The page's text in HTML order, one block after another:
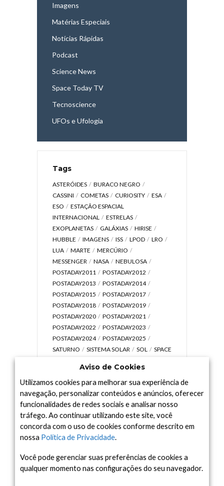
Imagens
Matérias Especiais
Notícias Rápidas
Podcast
Science News
Space Today TV
Tecnoscience
UFOs e Ufologia
Tags
ASTERÓIDES
BURACO NEGRO
CASSINI
COMETAS CURIOSITY
ESA
ESO
ESTAÇÃO ESPACIAL
INTERNACIONAL
ESTRELAS
EXOPLANETAS
GALÁXIAS
HIRISE
HUBBLE
IMAGENS ISS LPOD
LRO
LUA
MARTE
MERCÚRIO
MESSENGER
NASA
NEBULOSA
POSTADAY2011
POSTADAY2012
POSTADAY2013
POSTADAY2014
POSTADAY2015
POSTADAY2017
POSTADAY2018
POSTADAY2019
POSTADAY2020
POSTADAY2021
POSTADAY2022
POSTADAY2023
POSTADAY2024
POSTADAY2025
SATURNO
SISTEMA SOLAR SOL
SPACE
UNIVERSO
VÍDEO
Arquivo
Arquivo
Aviso de Cookies
Utilizamos cookies para melhorar sua experiência de
navegação, personalizar conteúdos e anúncios, oferecer
funcionalidades de redes sociais e analisar nosso
tráfego. Ao continuar utilizando este site, você
concorda com o uso de cookies conforme descrito em
nossa Política de Privacidade.
Você pode gerenciar suas preferências de cookies a
qualquer momento nas configurações do seu navegador.